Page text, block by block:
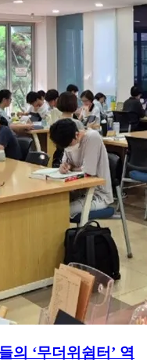
의 ‘무더위쉼터’ 역